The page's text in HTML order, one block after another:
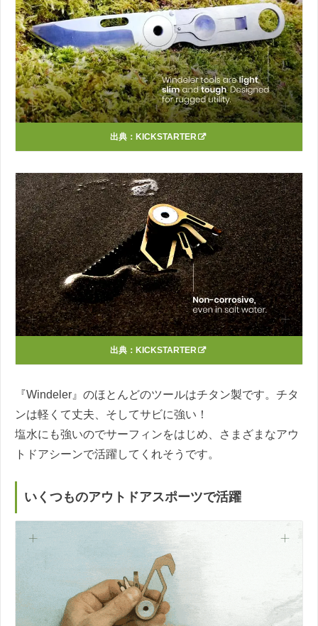
出典： KICKSTARTER
出典： KICKSTARTER
『Windeler』のほとんどのツールはチタン製です。チタ
ンは軽くて丈夫、そしてサビに強い！
塩水にも強いのでサーフィンをはじめ、さまざまなアウ
トドアシーンで活躍してくれそうです。
いくつものアウトドアスポーツで活躍